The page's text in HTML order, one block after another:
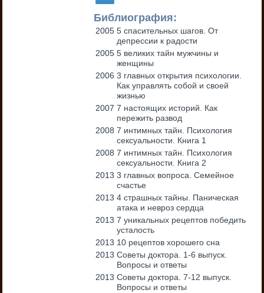
Библиография:
2005 5 спасительных шагов. От
депрессии к радости
2005 5 великих тайн мужчины и
женщины
2006 3 главных открытия психологии.
Как управлять собой и своей
жизнью
2007 7 настоящих историй. Как
пережить развод
2008 7 интимных тайн. Психология
сексуальности. Книга 1
2008 7 интимных тайн. Психология
сексуальности. Книга 2
2013 3 главных вопроса. Семейное
счастье
2013 4 страшных тайны. Паническая
атака и невроз сердца
2013 7 уникальных рецептов победить
усталость
2013 10 рецептов хорошего сна
2013 Советы доктора. 1-6 выпуск.
Вопросы и ответы
2013 Советы доктора. 7-12 выпуск.
Вопросы и ответы